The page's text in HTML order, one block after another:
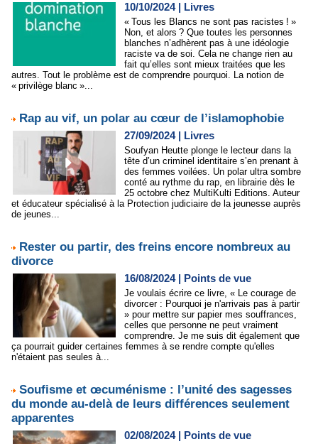
10/10/2024| Livres
« Tous les Blancs ne sont pas racistes ! »
Non, et alors ? Que toutes les personnes
blanches n’adhèrent pas à une idéologie
raciste va de soi. Cela ne change rien au
fait qu’elles sont mieux traitées que les
autres. Tout le problème est de comprendre pourquoi. La notion de
« privilège blanc »...
Rap au vif, un polar au cœur de l’islamophobie
27/09/2024| Livres
Soufyan Heutte plonge le lecteur dans la
tête d’un criminel identitaire s’en prenant à
des femmes voilées. Un polar ultra sombre
conté au rythme du rap, en librairie dès le
25 octobre chez MultiKulti Editions. Auteur
et éducateur spécialisé à la Protection judiciaire de la jeunesse auprès
de jeunes...
Rester ou partir, des freins encore nombreux au
divorce
16/08/2024| Points de vue
Je voulais écrire ce livre, « Le courage de
divorcer : Pourquoi je n'arrivais pas à partir
» pour mettre sur papier mes souffrances,
celles que personne ne peut vraiment
comprendre. Je me suis dit également que
ça pourrait guider certaines femmes à se rendre compte qu'elles
n'étaient pas seules à...
Soufisme et œcuménisme : l’unité des sagesses
du monde au-delà de leurs différences seulement
apparentes
02/08/2024| Points de vue